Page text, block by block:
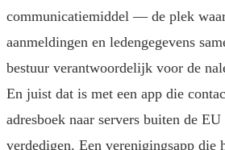
communicatiemiddel — de plek
aanmeldingen en ledengegevens
bestuur verantwoordelijk voor de
En juist dat is met een app die
adresboek naar servers buiten de
verdedigen. Een verenigingsapp die